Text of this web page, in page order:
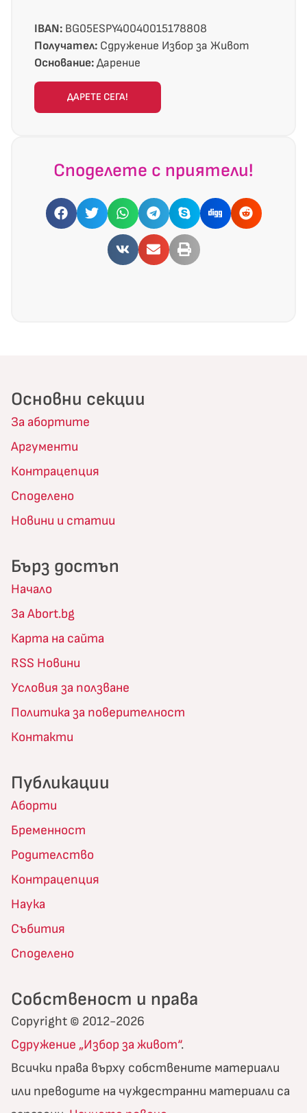
IBAN: BG05ESPY40040015178808
Получател: Сдружение Избор за Живот
Основание:Дарение
ДАРЕТЕ СЕГА!
Споделете с приятели!
Собственост и права
Copyright © 2012-2026
Сдружение „Избор за живот“.
Всички права върху собствените материали
или преводите на чуждестранни материали са
Основни секции
За абортите
Аргументи
Контрацепция
Споделено
Новини и статии
Бърз достъп
Начало
За Abort.bg
Карта на сайта
RSS Новини
Условия за ползване
Политика за поверителност
Контакти
Публикации
Аборти
Бременност
Родителство
Контрацепция
Наука
Събития
Споделено